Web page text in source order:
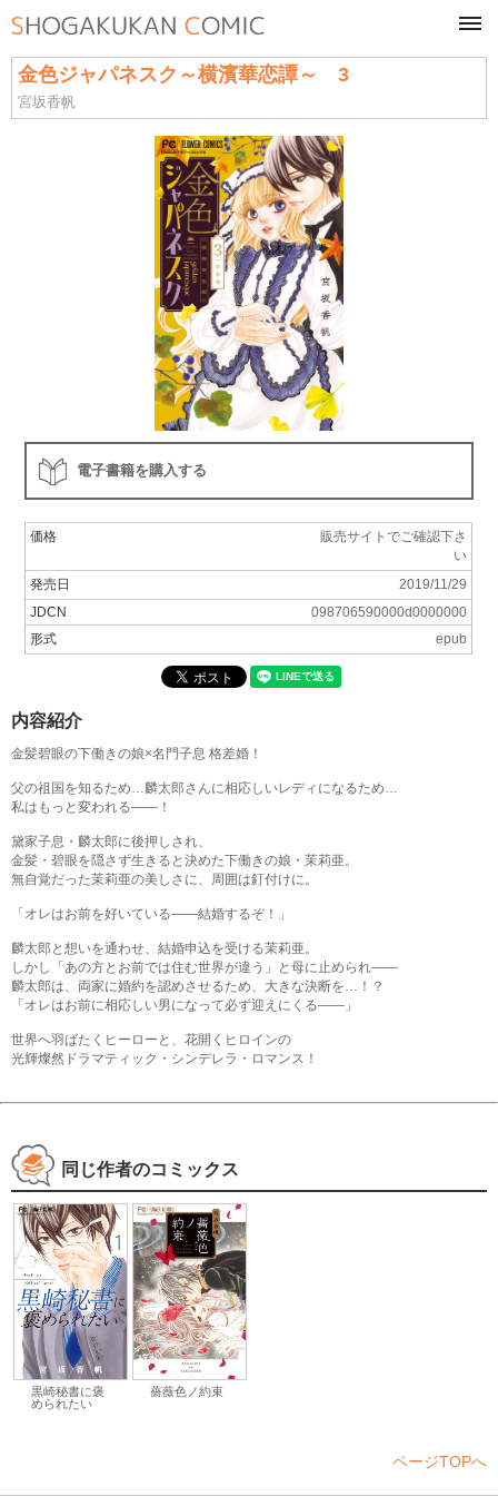
金色ジャパネスク～横濱華恋譚～ 3
宮坂香帆
電子書籍を購入する
価格
販売サイトでご確認下さ
い
発売日
2019/11/29
JDCN
098706590000d0000000
形式
epub
内容紹介
金髪碧眼の下働きの娘×名門子息 格差婚！
父の祖国を知るため…麟太郎さんに相応しいレディになるため…
私はもっと変われる――！
黛家子息・麟太郎に後押しされ、
金髪・碧眼を隠さず生きると決めた下働きの娘・茉莉亜。
無自覚だった茉莉亜の美しさに、周囲は釘付けに。
「オレはお前を好いている――結婚するぞ！」
麟太郎と想いを通わせ、結婚申込を受ける茉莉亜。
しかし「あの方とお前では住む世界が違う」と母に止められ――
麟太郎は、両家に婚約を認めさせるため、大きな決断を…！？
「オレはお前に相応しい男になって必ず迎えにくる――」
世界へ羽ばたくヒーローと、花開くヒロインの
光輝燦然ドラマティック・シンデレラ・ロマンス！
同じ作者のコミックス
黒崎秘書に褒
められたい
薔薇色ノ約束
ページTOPへ